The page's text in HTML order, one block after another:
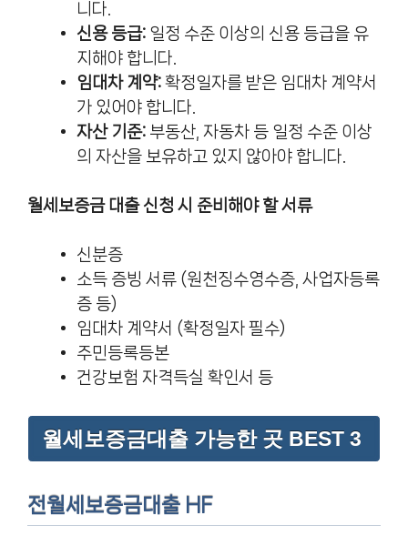
니다.
신용 등급: 일정 수준 이상의 신용 등급을 유
지해야 합니다.
임대차 계약: 확정일자를 받은 임대차 계약서
가 있어야 합니다.
자산 기준: 부동산, 자동차 등 일정 수준 이상
의 자산을 보유하고 있지 않아야 합니다.
월세보증금 대출 신청 시 준비해야 할 서류
신분증
소득 증빙 서류 (원천징수영수증, 사업자등록
증 등)
임대차 계약서 (확정일자 필수)
주민등록등본
건강보험 자격득실 확인서 등
월세보증금대출 가능한 곳 BEST 3
전월세보증금대출 HF